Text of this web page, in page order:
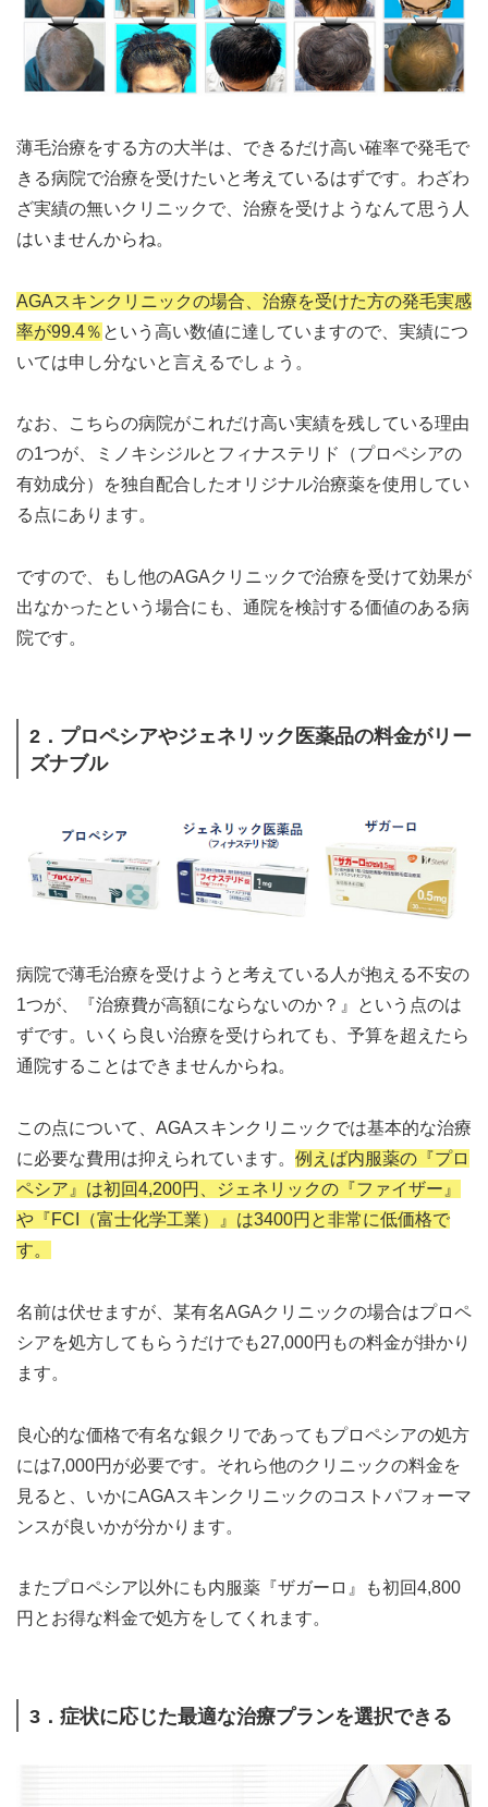
薄毛治療をする方の大半は、できるだけ高い確率で発毛で
きる病院で治療を受けたいと考えているはずです。わざわ
ざ実績の無いクリニックで、治療を受けようなんて思う人
はいませんからね。
AGAスキンクリニックの場合、治療を受けた方の発毛実感
率が99.4％ という高い数値に達していますので、実績につ
いては申し分ないと言えるでしょう。
なお、こちらの病院がこれだけ高い実績を残している理由
の1つが、ミノキシジルとフィナステリド（プロペシアの
有効成分）を独自配合したオリジナル治療薬を使用してい
る点にあります。
ですので、もし他のAGAクリニックで治療を受けて効果が
出なかったという場合にも、通院を検討する価値のある病
院です。
2．プロペシアやジェネリック医薬品の料金がリー
ズナブル
病院で薄毛治療を受けようと考えている人が抱える不安の
1つが、『治療費が高額にならないのか？』という点のは
ずです。いくら良い治療を受けられても、予算を超えたら
通院することはできませんからね。
この点について、AGAスキンクリニックでは基本的な治療
に必要な費用は抑えられています。 例えば内服薬の『プロ
ペシア』は初回4,200円、ジェネリックの『ファイザー』
や『FCI（富士化学工業）』は3400円と非常に低価格で
す。
名前は伏せますが、某有名AGAクリニックの場合はプロペ
シアを処方してもらうだけでも27,000円もの料金が掛かり
ます。
良心的な価格で有名な銀クリであってもプロペシアの処方
には7,000円が必要です。それら他のクリニックの料金を
見ると、いかにAGAスキンクリニックのコストパフォーマ
ンスが良いかが分かります。
またプロペシア以外にも内服薬『ザガーロ』も初回4,800
円とお得な料金で処方をしてくれます。
3．症状に応じた最適な治療プランを選択できる